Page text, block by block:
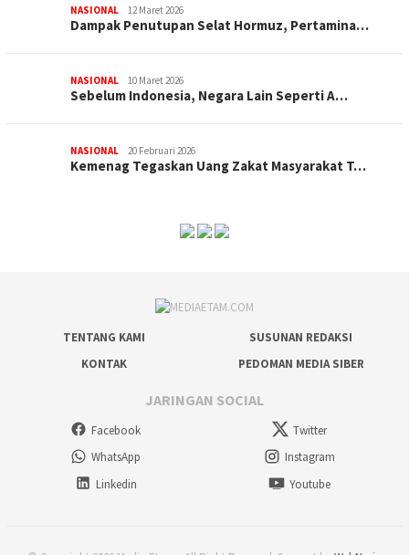
NASIONAL 12 Maret 2026
Dampak Penutupan Selat Hormuz, Pertamina…
NASIONAL 10 Maret 2026
Sebelum Indonesia, Negara Lain Seperti A…
NASIONAL 20 Februari 2026
Kemenag Tegaskan Uang Zakat Masyarakat T…
TENTANG KAMI
SUSUNAN REDAKSI
KONTAK
PEDOMAN MEDIA SIBER
JARINGAN SOCIAL
Facebook
Twitter
WhatsApp
Instagram
Linkedin
Youtube